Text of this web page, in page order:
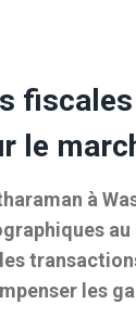
le
à
au
les